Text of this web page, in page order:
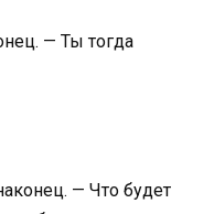
— Ты тогда
— Что будет